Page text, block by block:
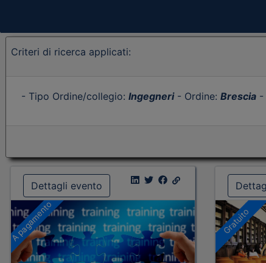
Criteri di ricerca applicati:
- Tipo Ordine/collegio: Ingegneri- Ordine: Brescia -
Dettagli evento
A pagamento Gratuito